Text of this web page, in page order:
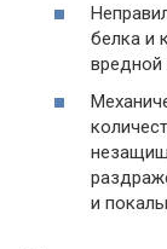
белка и
вредной
и